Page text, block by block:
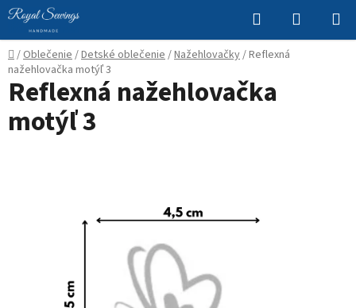
Prejsť
na
obsah
Hľadať
KOŠÍK
Domov
/Oblečenie/Detské oblečenie/Nažehlovačky/Reflexná
nažehlovačka motýľ 3
Reflexná nažehlovačka
motýľ 3